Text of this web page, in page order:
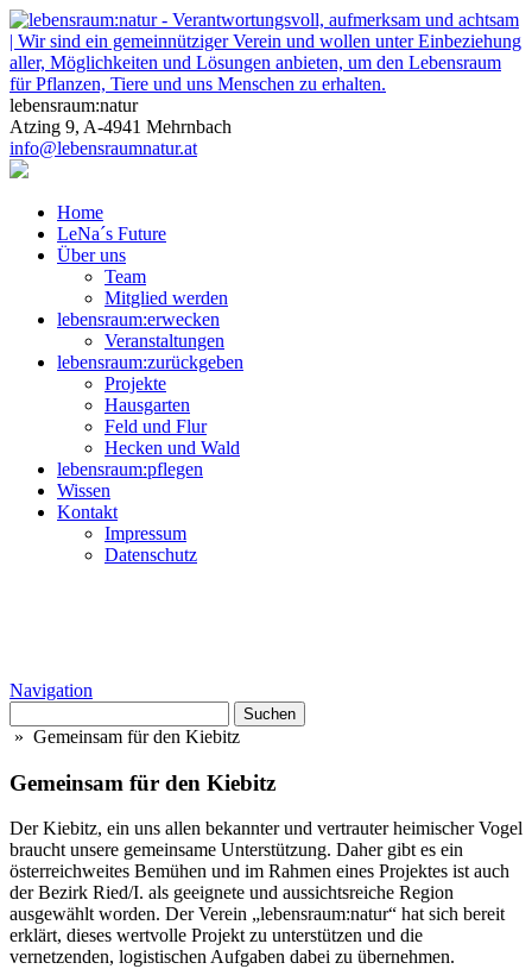
lebensraum:natur
Atzing 9, A-4941 Mehrnbach
info@lebensraumnatur.at
Home
LeNa´s Future
Über uns
Team
Mitglied werden
lebensraum:erwecken
Veranstaltungen
lebensraum:zurückgeben
Projekte
Hausgarten
Feld und Flur
Hecken und Wald
lebensraum:pflegen
Wissen
Kontakt
Impressum
Datenschutz
Navigation
nach:
» Gemeinsam für den Kiebitz
Gemeinsam für den Kiebitz
Der Kiebitz, ein uns allen bekannter und vertrauter heimischer Vogel
braucht unsere gemeinsame Unterstützung. Daher gibt es ein
österreichweites Bemühen und im Rahmen eines Projektes ist auch
der Bezirk Ried/I. als geeignete und aussichtsreiche Region
ausgewählt worden. Der Verein „lebensraum:natur“ hat sich bereit
erklärt, dieses wertvolle Projekt zu unterstützen und die
vernetzenden, logistischen Aufgaben dabei zu übernehmen.